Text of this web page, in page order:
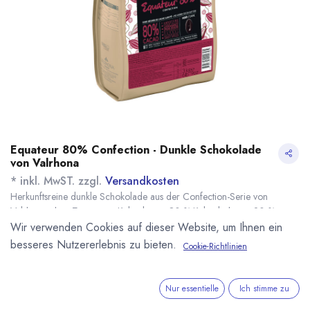
Equateur 80% Confection - Dunkle Schokolade
von Valrhona
* inkl. MwST. zzgl. Versandkosten
Herkunftsreine dunkle Schokolade aus der Confection-Serie von
Valrhona ohne Zusatz von Kakaobutter. 80 % Kakaobohnen, 20 %
Zucker. Speziell für Füllungen, Mousses, Backwaren und Eis, sowie zum
Einsatz mit der Compoz Linie von Valrhona.
Équateur: pflanzliche Bitterkeit und Noten süßer Gewürze.
sofort lieferbar 20,70€*
(41,40€/1 kg
Wir verwenden Cookies auf dieser Website, um Ihnen ein
besseres Nutzererlebnis zu bieten.
Cookie-Richtlinien
Nur essentielle Ich stimme zu